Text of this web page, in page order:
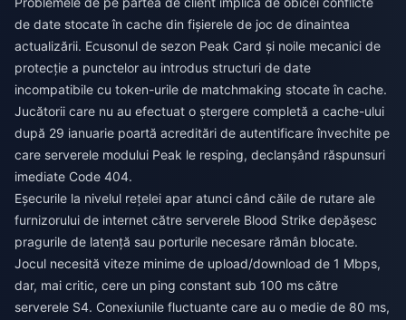
de date stocate în cache din fișierele de joc de dinaintea
actualizării. Ecusonul de sezon Peak Card și noile mecanici de
protecție a punctelor au introdus structuri de date
incompatibile cu token-urile de matchmaking stocate în cache.
Jucătorii care nu au efectuat o ștergere completă a cache-ului
după 29 ianuarie poartă acreditări de autentificare învechite pe
care serverele modului Peak le resping, declanșând răspunsuri
imediate Code 404.
Eșecurile la nivelul rețelei apar atunci când căile de rutare ale
furnizorului de internet către serverele Blood Strike depășesc
pragurile de latență sau porturile necesare rămân blocate.
Jocul necesită viteze minime de upload/download de 1 Mbps,
dar, mai critic, cere un ping constant sub 100 ms către
serverele S4. Conexiunile fluctuante care au o medie de 80 ms,